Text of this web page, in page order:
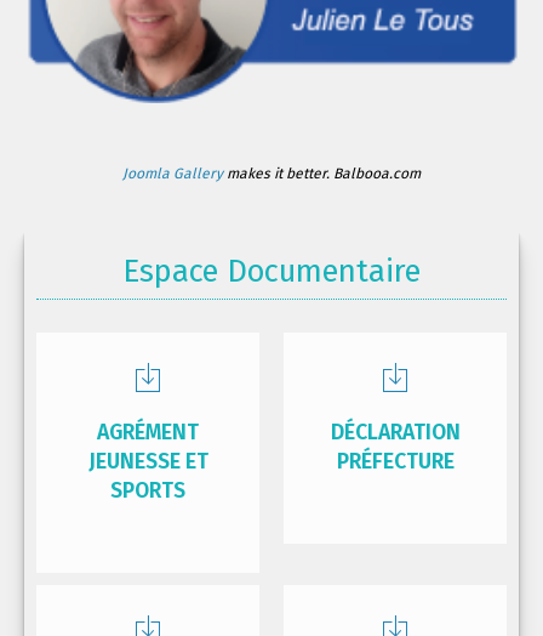
Joomla Gallerymakes it better. Balbooa.com
Espace Documentaire
AGRÉMENT
JEUNESSE ET
SPORTS
DÉCLARATION
PRÉFECTURE